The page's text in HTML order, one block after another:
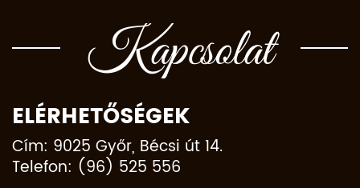
Kapcsolat
ELÉRHETŐSÉGEK
Cím: 9025 Győr, Bécsi út 14.
Telefon: (96) 525 556